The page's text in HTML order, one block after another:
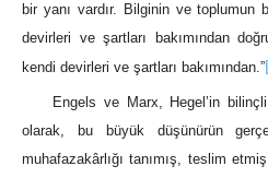
bir yanı vardır. Bilginin ve toplumun
devirleri ve şartları bakımından
kendi devirleri ve şartları bakımından.”
Engels ve Marx, Hegel’in
olarak, bu büyük düşünürün
muhafazakârlığı tanımış, teslim